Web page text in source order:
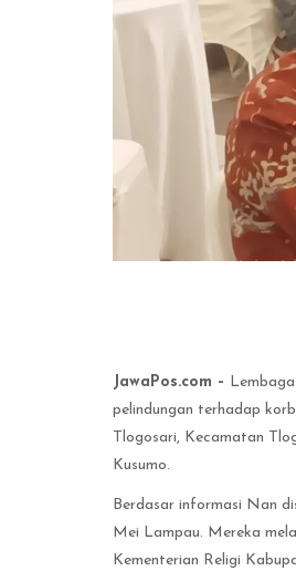
JawaPos.com –
pelindungan terhadap
Tlogosari, Kecamatan
Kusumo.
Berdasar informasi Nan
Mei Lampau. Mereka
Kementerian Religi